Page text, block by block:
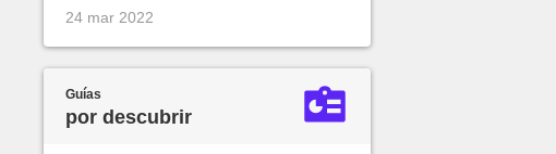
24 mar 2022
Guías
por descubrir